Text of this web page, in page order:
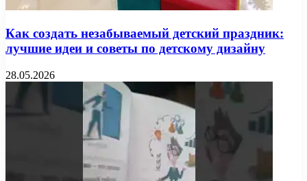
Как создать незабываемый детский праздник:
лучшие идеи и советы по детскому дизайну
28.05.2026